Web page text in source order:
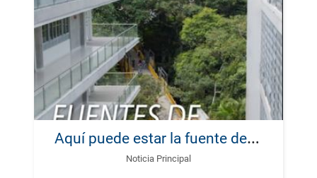
A
quí puede estar la fuente de financiación que busca para su proyecto o investigación
Noticia Principal